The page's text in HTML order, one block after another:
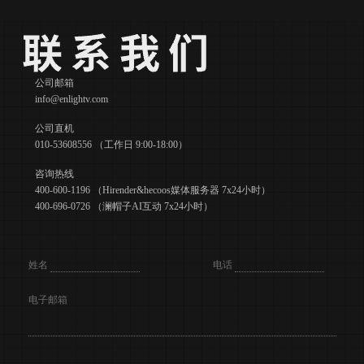
公司邮箱
info@enlightv.com
公司直机
010-53608556 （工作日 9:00-18:00）
咨询热线
400-600-1196 （Hirender&hecoos媒体服务器 7x24小时）
400-696-0726 （澜帽子AI互动 7x24小时）
姓名 电话
电子邮箱